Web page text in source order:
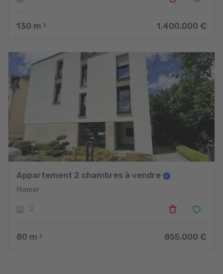
130 m 2 1.400.000 €
Appartement 2 chambres à vendre
Mamer
80 m 2 855.000 €